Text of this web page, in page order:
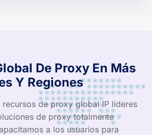
De Proxy En Más
Y Regiones
de proxy global IP líderes
de proxy totalmente
a los usuarios para